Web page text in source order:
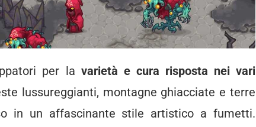
per la varietà e cura risposta nei vari
lussureggianti, montagne ghiacciate e terre
in un affascinante stile artistico a fumetti.